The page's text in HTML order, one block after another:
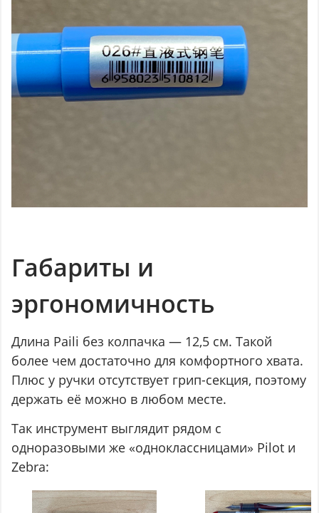
Габариты и
эргономичность
Длина Paili без колпачка — 12,5 см. Такой
более чем достаточно для комфортного хвата.
Плюс у ручки отсутствует грип-секция, поэтому
держать её можно в любом месте.
Так инструмент выглядит рядом с
одноразовыми же «одноклассницами» Pilot и
Zebra: